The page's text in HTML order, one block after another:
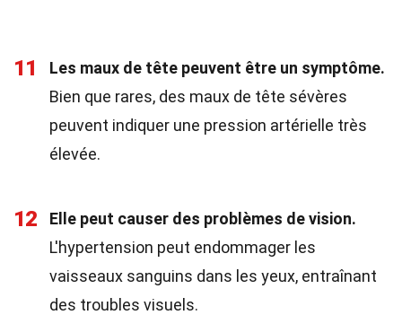
11
Les maux de tête peuvent être un symptôme.
Bien que rares, des maux de tête sévères
peuvent indiquer une pression artérielle très
élevée.
12
Elle peut causer des problèmes de vision.
L'hypertension peut endommager les
vaisseaux sanguins dans les yeux, entraînant
des troubles visuels.